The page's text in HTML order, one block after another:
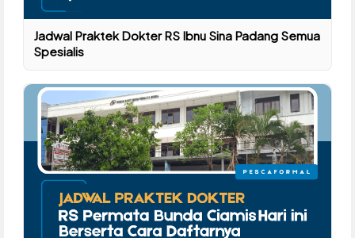
Jadwal Praktek Dokter RS Ibnu Sina Padang Semua
Spesialis